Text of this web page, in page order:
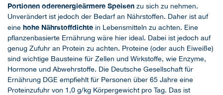
Portionen oderenergieärmere Speisen zu sich zu nehmen.
Unverändert ist jedoch der Bedarf an Nährstoffen. Daher ist auf
eine hohe Nährstoffdichte in Lebensmitteln zu achten. Eine
pflanzenbasierte Ernährung wäre hier ideal. Dabei ist jedoch auf
genug Zufuhr an Protein zu achten. Proteine (oder auch Eiweiße)
sind wichtige Bausteine für Zellen und Wirkstoffe, wie Enzyme,
Hormone und Abwehrstoffe. Die Deutsche Gesellschaft für
Ernährung DGE empfiehlt für Personen über 65 Jahre eine
Proteinzufuhr von 1,0 g/kg Körpergewicht pro Tag. Das ist